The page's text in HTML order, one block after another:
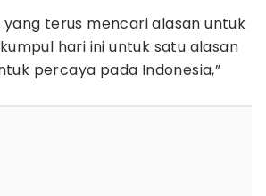
yang terus mencari alasan untuk
hari ini untuk satu alasan
percaya pada Indonesia,”